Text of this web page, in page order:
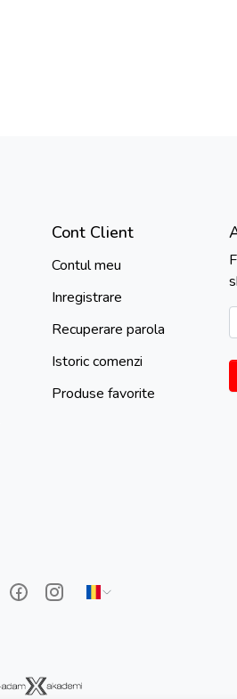
Cont Client
Contul meu
Inregistrare
Recuperare parola
Istoric comenzi
Produse favorite